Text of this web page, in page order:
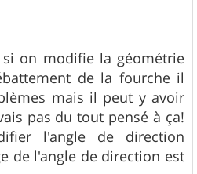
on modifie la géométrie
de la fourche il
mais il peut y avoir
pas du tout pensé à ça!
l'angle de direction
de l'angle de direction est